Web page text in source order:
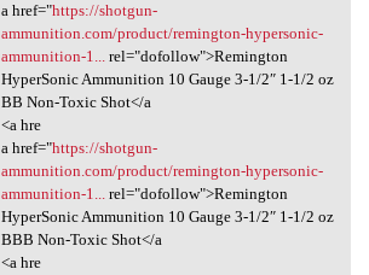
a href="https://shotgun-
ammunition.com/product/remington-hypersonic-
ammunition-1...rel="dofollow">Remington
HyperSonic Ammunition 10 Gauge 3-1/2″ 1-1/2 oz
BB Non-Toxic Shot</a
<a hre
a href="https://shotgun-
ammunition.com/product/remington-hypersonic-
ammunition-1...rel="dofollow">Remington
HyperSonic Ammunition 10 Gauge 3-1/2″ 1-1/2 oz
BBB Non-Toxic Shot</a
<a hre